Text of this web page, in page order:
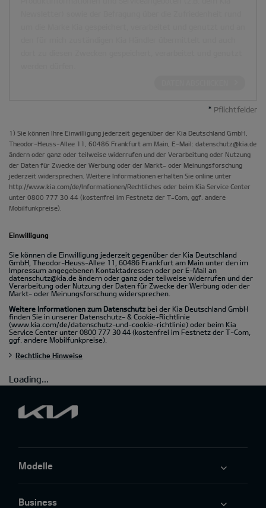
* Pflichtfelder
1) Sie können Ihre Einwilligung jederzeit gegenüber der Kia Deutschland GmbH,
Theodor-Heuss-Allee 11, 60486 Frankfurt am Main, E-Mail: datenschutz@kia.de
ändern oder ganz oder teilweise widerrufen und der Verarbeitung oder Nutzung
der Daten für Zwecke der Werbung oder der Markt- oder Meinungsforschung
jederzeit widersprechen. Weitere Informationen erhalten Sie online unter
http://www.kia.com/de/Informationen/Rechtliches oder beim Kia Service Center
unter 0800 777 30 44 (kostenfrei im Festnetz der T-Com, ggf. andere
Mobilfunkpreise).
Einwilligung
Sie können die Einwilligung jederzeit gegenüber der Kia Deutschland
GmbH, Theodor-Heuss-Allee 11, 60486 Frankfurt am Main unter den im
Impressum angegebenen Kontaktadressen oder per E-Mail an
datenschutz@kia.de ändern oder ganz oder teilweise widerrufen und der
Verarbeitung oder Nutzung der Daten für Zwecke der Werbung oder der
Markt- oder Meinungsforschung widersprechen.
Weitere Informationen zum Datenschutz bei der Kia Deutschland GmbH
finden Sie in unserer Datenschutz- & Cookie-Richtlinie
(www.kia.com/de/datenschutz-und-cookie-richtlinie) oder beim Kia
Service Center unter 0800 777 30 44 (kostenfrei im Festnetz der T-Com,
ggf. andere Mobilfunkpreise).
Rechtliche Hinweise
Loading...
Modelle
Business